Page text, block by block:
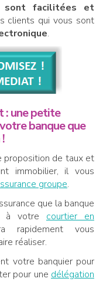
sont facilitées et
clients qui vous sont
.
: une petite
banque que
proposition de taux et
immobilier, il vous
groupe.
que la banque
à votre courtier en
vous
réaliser.
votre banquier pour
pour une délégation